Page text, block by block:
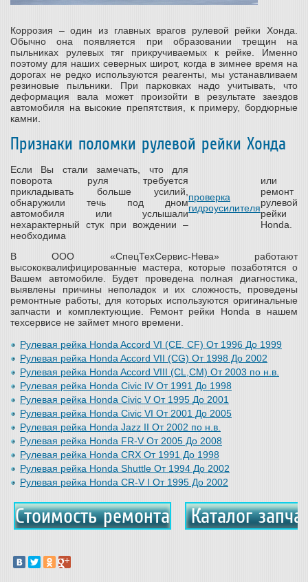
Коррозия – один из главных врагов рулевой рейки Хонда.
Обычно она появляется при образовании трещин на
пыльниках рулевых тяг прикручиваемых к рейке. Именно
поэтому для наших северных широт, когда в зимнее время на
дорогах не редко используются реагенты, мы устанавливаем
резиновые пыльники. При парковках надо учитывать, что
деформация вала может произойти в результате заездов
автомобиля на высокие препятствия, к примеру, бордюрные
камни.
Признаки поломки рулевой рейки Хонда
Если Вы стали замечать, что для
поворота руля требуется
прикладывать больше усилий,
обнаружили течь под дном
автомобиля или услышали
нехарактерный стук при вождении –
необходима
проверка
гидроусилителя
или
ремонт
рулевой
рейки
Honda.
В ООО «СпецТехСервис-Нева» работают
высококвалифицированные мастера, которые позаботятся о
Вашем автомобиле. Будет проведена полная диагностика,
выявлены причины неполадок и их сложность, проведены
ремонтные работы, для которых используются оригинальные
запчасти и комплектующие. Ремонт рейки Honda в нашем
техсервисе не займет много времени.
Рулевая рейка Honda Accord VI (CE, CF) От 1996 До 1999
Рулевая рейка Honda Accord VII (CG) От 1998 До 2002
Рулевая рейка Honda Accord VIII (CL,CM) От 2003 по н.в.
Рулевая рейка Honda Civic IV От 1991 До 1998
Рулевая рейка Honda Civic V От 1995 До 2001
Рулевая рейка Honda Civic VI От 2001 До 2005
Рулевая рейка Honda Jazz II От 2002 по н.в.
Рулевая рейка Honda FR-V От 2005 До 2008
Рулевая рейка Honda CRX От 1991 До 1998
Рулевая рейка Honda Shuttle От 1994 До 2002
Рулевая рейка Honda CR-V I От 1995 До 2002
Стоимость ремонта Каталог